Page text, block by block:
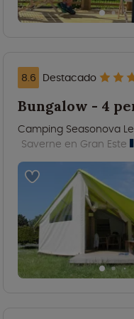
8.6 Destacado
Bungalow - 4
Camping Seasonova
Saverne en Gran Este